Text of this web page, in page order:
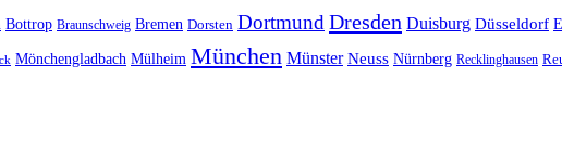
Bottrop Braunschweig Bremen Dorsten DortmundDresden Duisburg Düsseldorf
Mönchengladbach Mülheim München Münster Neuss Nürnberg Recklinghausen